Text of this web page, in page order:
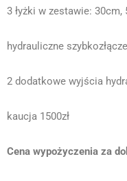
3 łyżki w zestawie: 30cm,
hydrauliczne
2 dodatkowe wyjścia
kaucja 1500zł
Cena wypożyczenia za